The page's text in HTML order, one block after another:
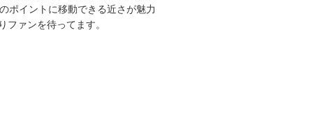
ポイントに移動できる近さが魅力
ファンを待ってます。